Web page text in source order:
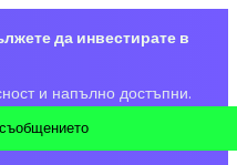
да инвестирате в
и напълно достъпни.